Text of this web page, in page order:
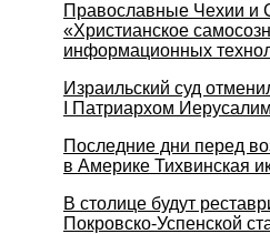
Православные Чехии и
«Христианское
информационных
Израильский суд
I Патриархом
Последние дни перед
в Америке Тихвинская
В столице будут
Покровско-Успенской